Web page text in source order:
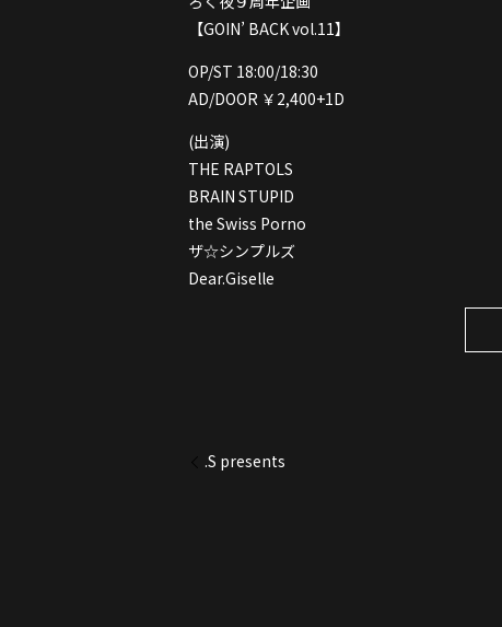
【GOIN’ BACK vol.11】
OP/ST 18:00/18:30
AD/DOOR ￥2,400+1D
(出演)
THE RAPTOLS
BRAIN STUPID
the Swiss Porno
ザ☆シンプルズ
Dear.Giselle
.S presents